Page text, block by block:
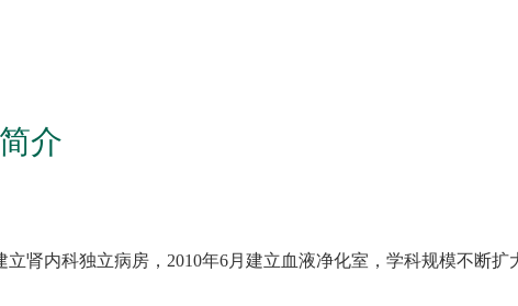
介
肾内科独立病房，2010年6月建立血液净化室，学科规模不断扩